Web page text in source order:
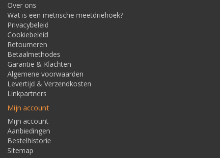
Over ons
Wat is een metrische meetdriehoek?
Privacybeleid
Cookiebeleid
Retourneren
Betaalmethodes
Garantie & Klachten
Algemene voorwaarden
Levertijd & Verzendkosten
Linkpartners
Mijn account
Mijn account
Aanbiedingen
Bestelhistorie
Sitemap